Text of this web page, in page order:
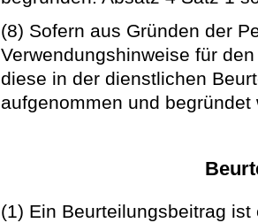
(8) Sofern aus Gründen der
Verwendungshinweise für
diese in der dienstlichen
aufgenommen und begründet
(1) Ein Beurteilungsbeitrag